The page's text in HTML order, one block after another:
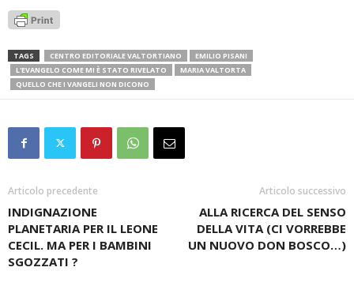
TAGS CENTRO EDITORIALE VALTORTIANO
EMILIO PISANI
L'EVANGELO COME MI È STATO RIVELATO
MARIA VALTORTA
QUELLO CHE I VANGELI NON DICONO
Articolo precedente
INDIGNAZIONE
PLANETARIA PER IL LEONE
CECIL. MA PER I BAMBINI
SGOZZATI ?
Articolo successivo
ALLA RICERCA DEL SENSO
DELLA VITA (CI VORREBBE
UN NUOVO DON BOSCO…)